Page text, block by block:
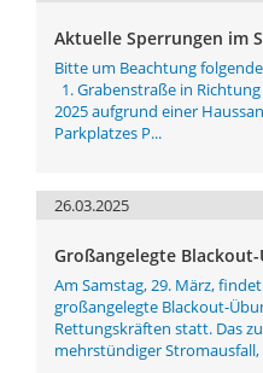
Aktuelle Sperrungen im
Bitte um Beachtung
1. Grabenstraße in
2025 aufgrund einer
Parkplatzes P...
26.03.2025
Großangelegte
Am Samstag, 29. März,
großangelegte Blackout-
Rettungskräften statt. Das
mehrstündiger